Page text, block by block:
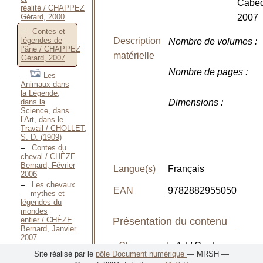
réalité / CHAPPEZ
Gérard, 2000
Contes et
légendes de
l’âne / CHAPPEZ
Gérard, 2007
Les
Animaux dans
la Légende,
dans la
Science, dans
l’Art, dans le
Travail / CHOLLET,
S. D. (1909)
Contes du
cheval / CHÈZE
Bernard, Février
2006
Les chevaux
— mythes et
légendes du
mondes
entier / CHÈZE
Bernard, Janvier
2007
récits des
2007
Description
matérielle
Nombre de volumes:
Nombre de pages:
Dimensions:
Langue(s) Français
EAN 9782882955050
Présentation du contenu
Classement : Art / Contes,
Légendes et Science-
Site réalisé par le pôle Document numérique — MRSH —